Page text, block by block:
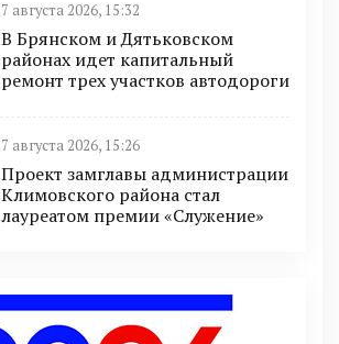
7 августа 2026, 15:32
В Брянском и Дятьковском
районах идет капитальный
ремонт трех участков автодороги
7 августа 2026, 15:26
Проект замглавы администрации
Климовского района стал
лауреатом премии «Служение»